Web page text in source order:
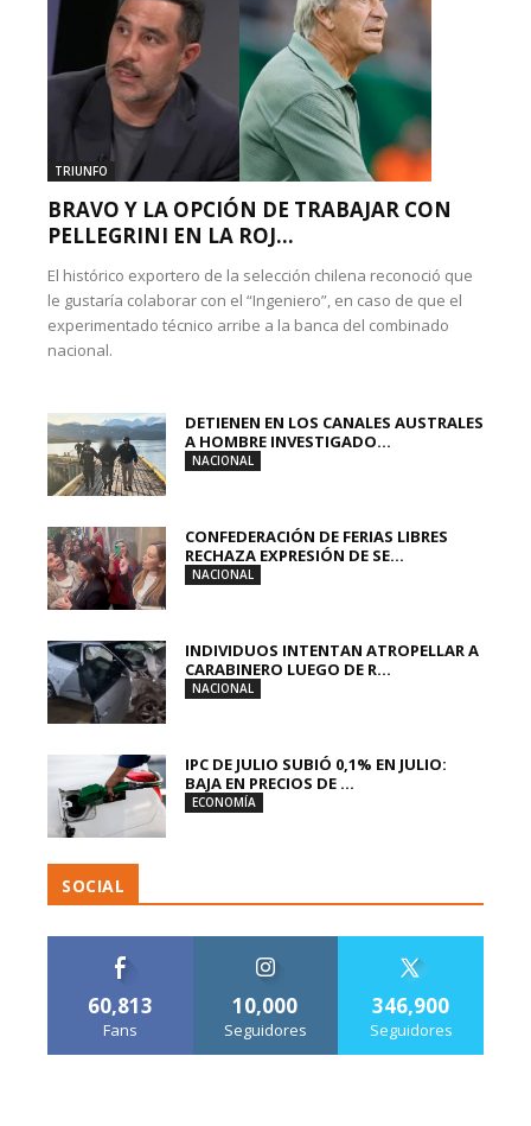
TRIUNFO
BRAVO Y LA OPCIÓN DE TRABAJAR CON
PELLEGRINI EN LA ROJ...
El histórico exportero de la selección chilena reconoció que
le gustaría colaborar con el “Ingeniero”, en caso de que el
experimentado técnico arribe a la banca del combinado
nacional.
DETIENEN EN LOS CANALES AUSTRALES
A HOMBRE INVESTIGADO...
NACIONAL
CONFEDERACIÓN DE FERIAS LIBRES
RECHAZA EXPRESIÓN DE SE...
NACIONAL
INDIVIDUOS INTENTAN ATROPELLAR A
CARABINERO LUEGO DE R...
NACIONAL
IPC DE JULIO SUBIÓ 0,1% EN JULIO:
BAJA EN PRECIOS DE ...
ECONOMÍA
SOCIAL
60,813
Fans
10,000
Seguidores
346,900
Seguidores